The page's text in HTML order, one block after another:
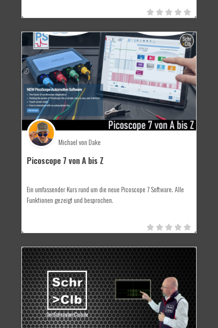
Michael von Dake
Picoscope 7 von A bis Z
Ein umfassender Kurs rund um die neue Picoscope 7 Software. Alle
Funktionen gezeigt und besprochen.